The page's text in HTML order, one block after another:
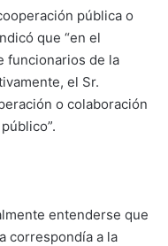
pública o
que “en el
funcionarios de la
el Sr.
o colaboración
entenderse que
correspondía a la